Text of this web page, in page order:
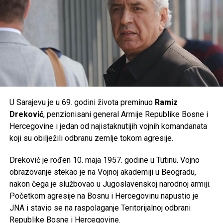
Share
Share
U Sarajevu je u 69. godini života preminuo Ramiz
Dreković, penzionisani general Armije Republike Bosne i
Hercegovine i jedan od najistaknutijih vojnih komandanata
koji su obilježili odbranu zemlje tokom agresije.
Dreković je rođen 10. maja 1957. godine u Tutinu. Vojno
obrazovanje stekao je na Vojnoj akademiji u Beogradu,
nakon čega je službovao u Jugoslavenskoj narodnoj armiji.
Početkom agresije na Bosnu i Hercegovinu napustio je
JNA i stavio se na raspolaganje Teritorijalnoj odbrani
Republike Bosne i Hercegovine.